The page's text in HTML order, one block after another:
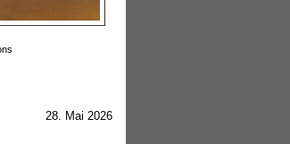
28. Mai 2026